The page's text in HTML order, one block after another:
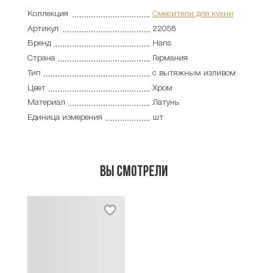
Коллекция
Смесители для кухни
Артикул
22058
Бренд
Hans
Страна
Германия
Тип
с вытяжным изливом
Цвет
Хром
Материал
Латунь
Единица измерения
шт
Вы смотрели